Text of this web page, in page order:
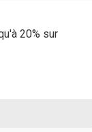
20% sur